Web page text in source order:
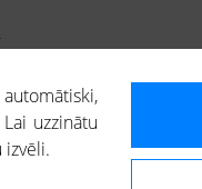
uzzinātu
izvēli.